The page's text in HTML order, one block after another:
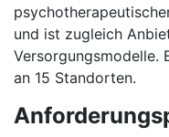
und ist zugleich
Versorgungsmodelle.
an 15 Standorten.